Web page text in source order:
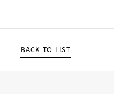
ン課題提出
BACK TO LIST